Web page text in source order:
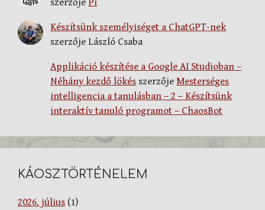
Készítsünk személyiséget a ChatGPT-nek
szerzője László Csaba
Applikáció készítése a Google AI Studioban –
Néhány kezdő lökés szerzőjeMesterséges
intelligencia a tanulásban – 2 – Készítsünk
interaktív tanuló programot – ChaosBot
KÁOSZTÖRTÉNELEM
2026. július (1)